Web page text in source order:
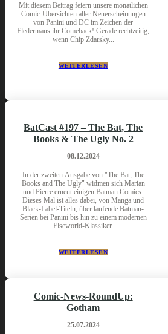
Mit diesem Beitrag feiern unsere monatlichen
Comic-Übersichten aller Neuerscheinungen
von Panini und DC im Zeichen der
Fledermaus ihr Comeback! Gerade rechtzeitig,
wenn Chip Zdarsky...
WEITERLESEN
BatCast #197 – The Bat, The
Books & The Ugly No. 2
08.12.2024
In der zweiten Ausgabe von "The Bat, The
Books and The Ugly" widmen sich Marian
und Pierre erneut einigen Batman Comics.
Dieses Mal ist alles dabei, von Manga und
Black-Label-Titeln, über laufende Batman-
Serien bei Panini bis hin zu einem modernen
Elseworld-Klassiker.
WEITERLESEN
Comic-News-RoundUp:
Gotham
25.07.2024